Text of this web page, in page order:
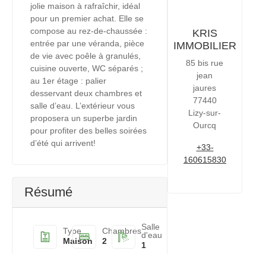
jolie maison à rafraîchir, idéal
pour un premier achat. Elle se
compose au rez-de-chaussée :
entrée par une véranda, pièce
de vie avec poêle à granulés,
cuisine ouverte, WC séparés ;
au 1er étage : palier
desservant deux chambres et
salle d’eau. L’extérieur vous
proposera un superbe jardin
pour profiter des belles soirées
d’été qui arrivent!
Résumé
Type
Maison
Chambres
2
Salle
d'eau
1
KRIS
IMMOBILIER
85 bis rue
jean
jaures
77440
Lizy-sur-
Ourcq
+33-
160615830